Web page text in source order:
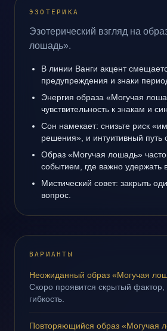
ЭЗОТЕРИКА
Эзотерический взгляд на
лошадь».
В линии Ванги акцент
предупреждения и знаки
Энергия образа «Могучая
чувствительность к знакам и
Сон намекает: снизьте риск
решения», и интуитивный путь
Образ «Могучая лошадь»
событием, где важно удержать
Мистический совет: закрыть
вопрос.
ВАРИАНТЫ
Неожиданный образ «Могучая
Скоро проявится скрытый фактор,
гибкость.
Повторяющийся образ «Могучая